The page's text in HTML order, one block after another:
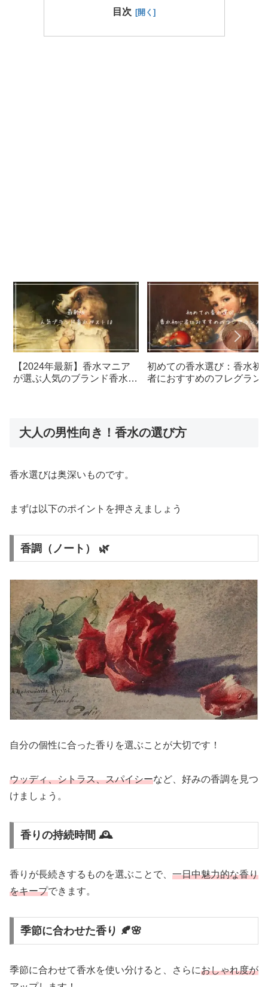
目次
【2024年最新】香水マニア
が選ぶ人気のブランド香水ベ
初めての香水選び：香水初
者におすすめのフレグラン
大人の男性向き！香水の選び方
香水選びは奥深いものです。
まずは以下のポイントを押さえましょう
香調（ノート） 🌿
自分の個性に合った香りを選ぶことが大切です！
ウッディ、シトラス、スパイシーなど、好みの香調を見つ
けましょう。
香りの持続時間 🕰
香りが長続きするものを選ぶことで、 一日中魅力的な香り
をキープできます。
季節に合わせた香り 🍂🌸
季節に合わせて香水を使い分けると、さらにおしゃれ度が